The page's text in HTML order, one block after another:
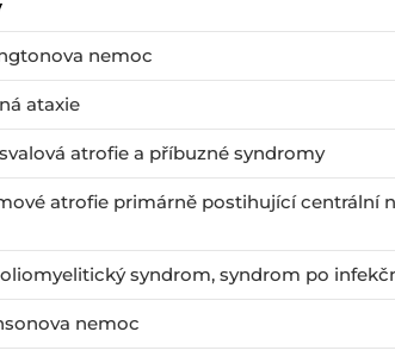
nemoc
ataxie
atrofie a příbuzné syndromy
atrofie primárně postihující centrální
syndrom‚ syndrom po
nemoc